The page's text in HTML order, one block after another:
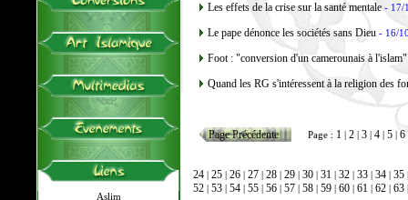
Aslim
Les effets de la crise sur la santé mentale - 17/
Le pape dénonce les sociétés sans Dieu - 16/
Foot : "conversion d'un camerounais à l'islam"
Quand les RG s'intéressent à la religion des
Page Précédente Page : 1 | 2 | 3 | 4 | 5 | 6
24 | 25 | 26 | 27 | 28 | 29 | 30 | 31 | 32 | 33 | 34 | 35
52 | 53 | 54 | 55 | 56 | 57 | 58 | 59 | 60 | 61 | 62 | 63